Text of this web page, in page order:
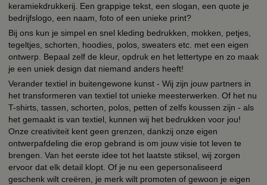
keramiekdrukkerij. Een grappige tekst, een slogan, een quote je
bedrijfslogo, een naam, foto of een unieke print?
Bij ons kun je simpel en snel kleding bedrukken, mokken, petjes,
tegeltjes, schorten, hoodies, polos, sweaters etc. met een eigen
ontwerp. Bepaal zelf de kleur, opdruk en het lettertype en zo maak
je een uniek design dat niemand anders heeft!
Verander textiel in buitengewone kunst - Wij zijn jouw partners in
het transformeren van textiel tot unieke meesterwerken. Of het nu
T-shirts, tassen, schorten, polos, petten of zelfs koussen zijn - als
het gemaakt is van textiel, kunnen wij het bedrukken voor jou!
Onze creativiteit kent geen grenzen, dankzij onze eigen
ontwerpafdeling die erop gebrand is om jouw visie tot leven te
brengen. Van het eerste idee tot het laatste stiksel, wij zorgen
ervoor dat elk detail klopt. Of je nu een gepersonaliseerd
geschenk wilt creëren, je merk wilt promoten of gewoon je eigen